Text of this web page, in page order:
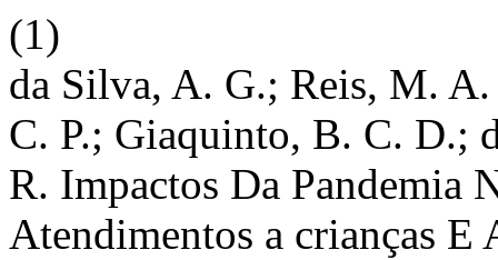
(1)
da Silva, A. G.; Reis, M. A.
C. P.; Giaquinto, B. C. D.;
R. Impactos Da Pandemia
Atendimentos a crianças E